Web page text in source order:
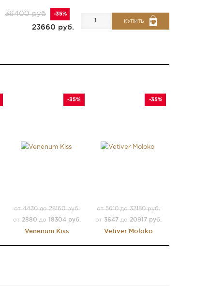
36400 руб -35%
23660 руб.
КУПИТЬ
-35%
от 4430 до 28160 руб.
от 2880 до18304 руб.
Venenum Kiss
-35%
от 5610 до 32180 руб.
от 3647 до 20917 руб.
Vetiver Moloko